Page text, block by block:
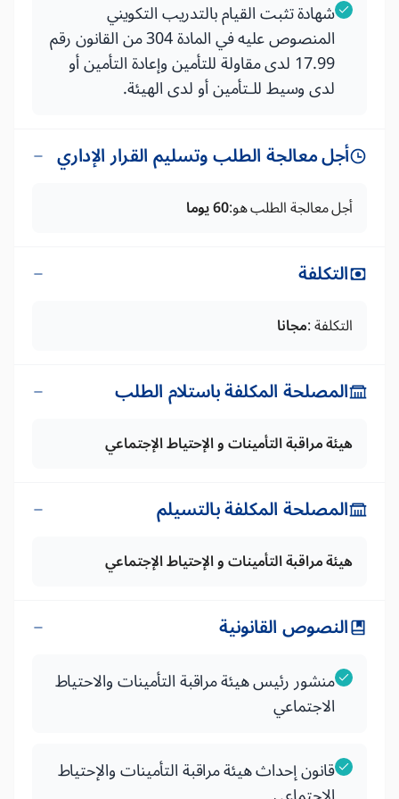
شهادة تثبت القيام بالتدريب التكويني
المنصوص عليه في المادة 304 من القانون رقم
17.99 لدى مقاولة للتأمين وإعادة التأمين أو
لدى وسيط للـتأمين أو لدى الهيئة.
أجل معالجة الطلب وتسليم القرار الإداري
أجل معالجة الطلب هو:60 يوما
التكلفة
التكلفة :مجانا
المصلحة المكلفة باستلام الطلب
هيئة مراقبة التأمينات و الإحتياط الإجتماعي
المصلحة المكلفة بالتسيلم
هيئة مراقبة التأمينات و الإحتياط الإجتماعي
النصوص القانونية
منشور رئيس هيئة مراقبة التأمينات والاحتياط
الاجتماعي
قانون إحداث هيئة مراقبة التأمينات والإحتياط